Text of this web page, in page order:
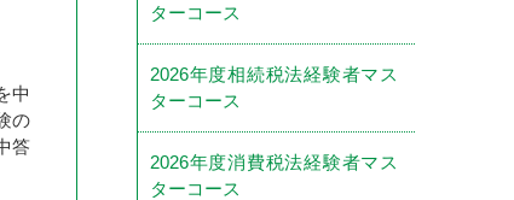
中
の
答
ターコース
2026年度相続税法経験者マス
ターコース
2026年度消費税法経験者マス
ターコース